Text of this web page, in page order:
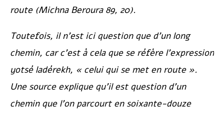
route (Michna Beroura89, 20).
Toutefois, il n’est ici question que d’un long
chemin, car c’est à cela que se réfère l’expression
yotsé ladérekh, « celui qui se met en route ».
Une source explique qu’il est question d’un
chemin que l’on parcourt en soixante-douze